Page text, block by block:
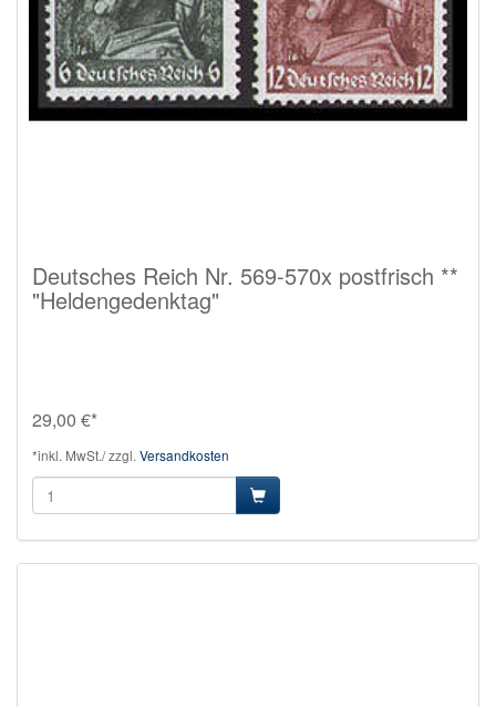
Deutsches Reich Nr. 569-570x postfrisch **
"Heldengedenktag"
29,00 €*
*inkl. MwSt./ zzgl. Versandkosten